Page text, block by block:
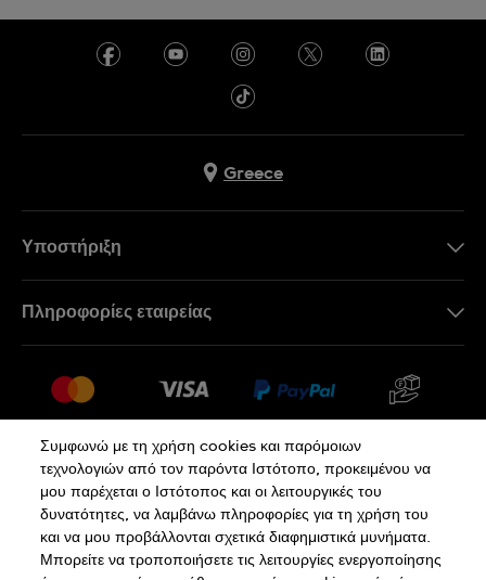
Greece
Υποστήριξη
Επιστροφές
Όροι Πώλησης
Κάνε κλικ εδώ για υπαναχώρηση
Πληροφορίες εταιρείας
Θέσεις Εργασίας
Πολιτική Απορρήτου Πολιτική Cookies
Συμφωνώ με τη χρήση cookies και παρόμοιων
τεχνολογιών από τον παρόντα Ιστότοπο, προκειμένου να
μου παρέχεται ο Ιστότοπος και οι λειτουργικές του
δυνατότητες, να λαμβάνω πληροφορίες για τη χρήση του
και να μου προβάλλονται σχετικά διαφημιστικά μυνήματα.
Μπορείτε να τροποποιήσετε τις λειτουργίες ενεργοποίησης